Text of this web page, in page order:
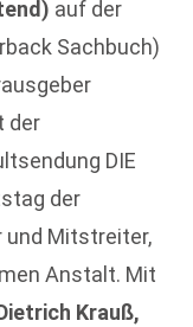
auf der
Sachbuch)
der
DIE
der
und Mitstreiter,
Anstalt. Mit
Krauß,